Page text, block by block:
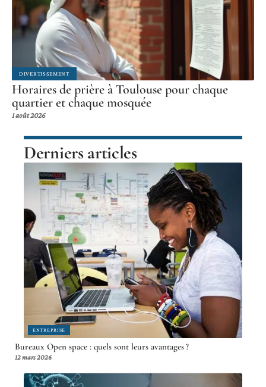
DIVERTISSEMENT
Horaires de prière à Toulouse pour chaque
quartier et chaque mosquée
1 août 2026
Derniers articles
ENTREPRISE
Bureaux Open space : quels sont leurs avantages ?
12 mars 2026